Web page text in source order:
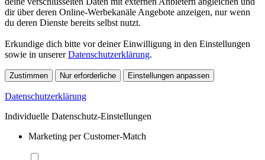
dir über deren Online-Werbekanäle Angebote anzeigen, nur wenn
du deren Dienste bereits selbst nutzt.
Erkundige dich bitte vor deiner Einwilligung in den Einstellungen
sowie in unsererDatenschutzerklärung.
Zustimmen Nur erforderliche Einstellungen anpassen
Datenschutzerklärung
Individuelle Datenschutz-Einstellungen
Marketing per Customer-Match